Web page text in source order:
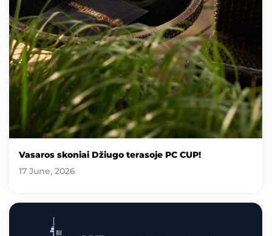
Vasaros skoniai Džiugo terasoje PC CUP!
17 June, 2026